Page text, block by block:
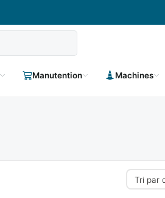
Manutention Machines